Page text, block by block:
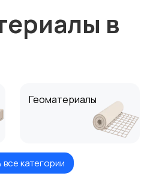
в
Геоматериалы
Кровля
категории